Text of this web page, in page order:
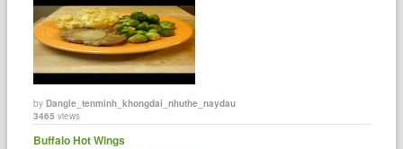
byDangle_tenminh_khongdai_nhuthe_naydau
3465 views
Buffalo Hot Wings